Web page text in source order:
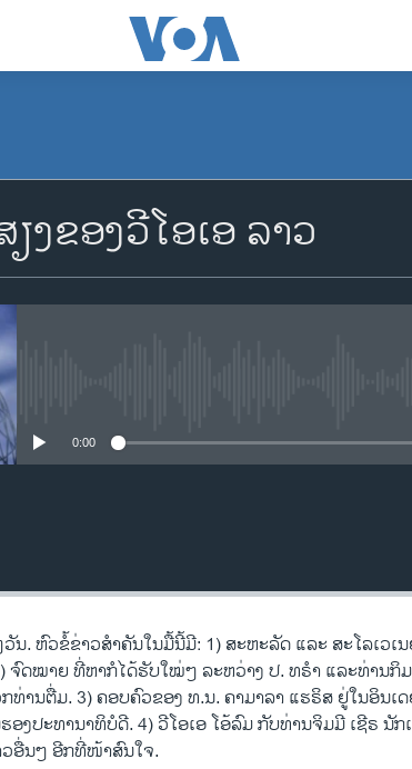
Apple Podcasts
ຈອງ
ງຂອງວີໂອເອ ລາວ
0:00
ນ. ຫົວຂໍ້ຂ່າວສໍາຄັນໃນມື້ນີ້ມີ: 1) ສະຫະລັດ ແລະ ສະໂລເວເ
ຈົດໝາຍ ທີ່ຫາກໍໄດ້ຮັບໃໝ່ໆ ລະຫວ່າງ ປ. ທຣຳ ແລະທ່ານກິ
ທ່ານຕື່ມ. 3) ຄອບຄົວຂອງ ທ.ນ. ຄາມາລາ ແຮຣິສ ຢູ່ໃນອິນເ
ງປະທານາທິບໍດີ. 4) ວີໂອເອ ໂອ້ລົມ ກັບທ່ານຈິມມີ ເຊີຣ ນັກ
ວອື່ນໆ ອີກທີ່ໜ້າສົນໃຈ.